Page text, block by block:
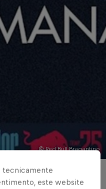
© Red Bull Bragantino
tecnicamente
este website